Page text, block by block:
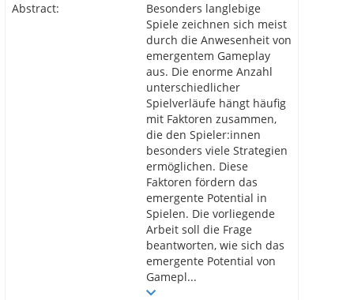
Abstract:
Besonders langlebige
Spiele zeichnen sich meist
durch die Anwesenheit von
emergentem Gameplay
aus. Die enorme Anzahl
unterschiedlicher
Spielverläufe hängt häufig
mit Faktoren zusammen,
die den Spieler:innen
besonders viele Strategien
ermöglichen. Diese
Faktoren fördern das
emergente Potential in
Spielen. Die vorliegende
Arbeit soll die Frage
beantworten, wie sich das
emergente Potential von
Gamepl...